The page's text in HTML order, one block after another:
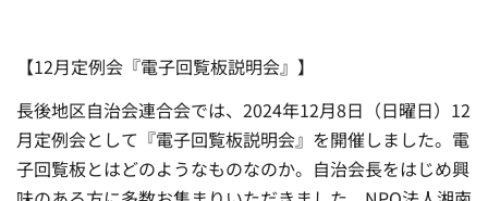
【12月定例会『電子回覧板説明会』】
長後地区自治会連合会では、2024年12月8日（日曜日）12
月定例会として『電子回覧板説明会』を開催しました。電
子回覧板とはどのようなものなのか。自治会長をはじめ興